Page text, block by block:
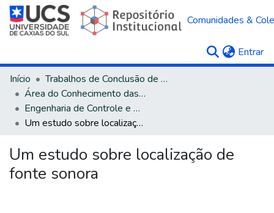
Comunidades &
Entrar
Início
Trabalhos de Conclusão de Curso
Área do Conhecimento das Engenharias
Engenharia de Controle e Automação - Bacharelado
Um estudo sobre localização de fonte sonora
Um estudo sobre localização de
fonte sonora